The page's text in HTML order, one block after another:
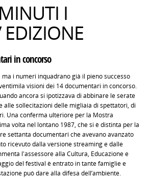
I
EDIZIONE
in concorso
i numeri inquadrano già il pieno successo
visioni dei 14 documentari in concorso.
ancora si ipotizzava di abbinare le serate
alle sollecitazioni delle migliaia di spettatori, di
Una conferma ulteriore per la Mostra
volta nel lontano 1987, che si è distinta per la
settanta documentari che avevano avanzato
ricevuto dalla versione streaming e dalle
l'assessore alla Cultura, Educazione e
del festival è entrato in tante famiglie e
può dare alla difesa dell’ambiente.